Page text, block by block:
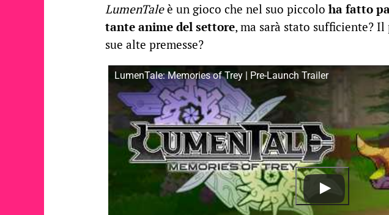
LumenTaleè un gioco che nel suo piccolo ha fatto
tante anime del settore, ma sarà stato sufficiente?
sue alte premesse?
LumenTale: Memories of Trey | Pre-Launch Trailer